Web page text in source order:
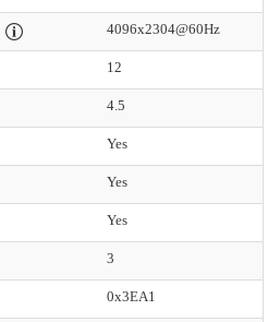
4096x2304@60Hz
12
4.5
Yes
Yes
Yes
3
0x3EA1